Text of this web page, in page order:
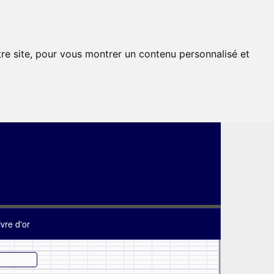
site, pour vous montrer un contenu personnalisé et
d'or